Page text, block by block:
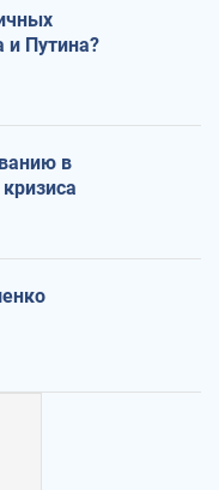
и Путина?
в